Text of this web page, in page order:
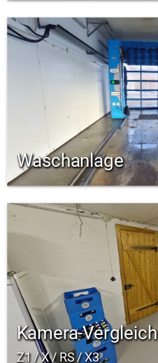
Waschanlage
Kamera-Vergleich
Z1 / X / RS / X3